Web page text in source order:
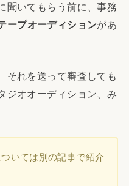
聞いてもらう前に、事務
ープオーディションがあ
それを送って審査しても
ジオオーディション、み
いては別の記事で紹介